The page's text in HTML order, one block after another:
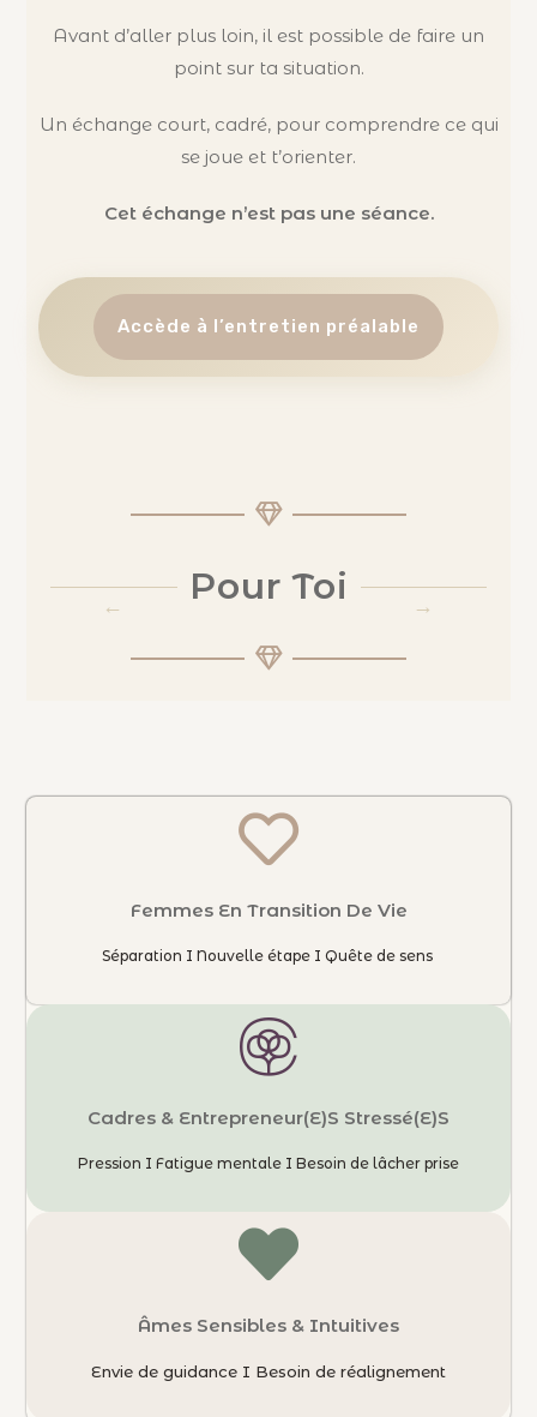
Avant d’aller plus loin, il est possible de faire un
point sur ta situation.
Un échange court, cadré, pour comprendre ce qui
se joue et t’orienter.
Cet échange n’est pas une séance.
Accède à l’entretien préalable
Pour Toi
Femmes En Transition De Vie
Séparation I Nouvelle étape I Quête de sens
Cadres & Entrepreneur(e)s Stressé(e)s
Pression I Fatigue mentale I Besoin de lâcher prise
Âmes Sensibles & Intuitives
Envie de guidance I Besoin de réalignement